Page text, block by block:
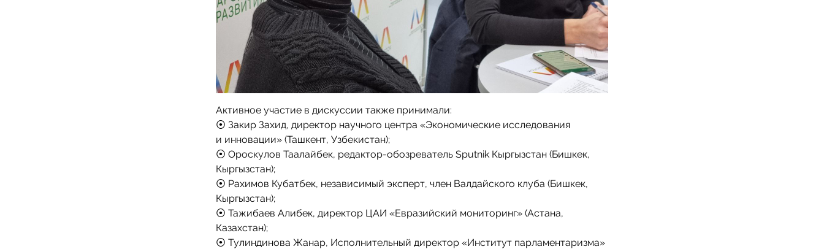
Активное участие в дискуссии также принимали:
⦿ Закир Захид, директор научного центра «Экономические исследования
и инновации» (Ташкент, Узбекистан);
⦿ Ороскулов Таалайбек, редактор-обозреватель Sputnik Кыргызстан (Бишкек,
Кыргызстан);
⦿ Рахимов Кубатбек, независимый эксперт, член Валдайского клуба (Бишкек,
Кыргызстан);
⦿ Тажибаев Алибек, директор ЦАИ «Евразийский мониторинг» (Астана,
Казахстан);
⦿ Тулиндинова Жанар, Исполнительный директор «Институт парламентаризма»